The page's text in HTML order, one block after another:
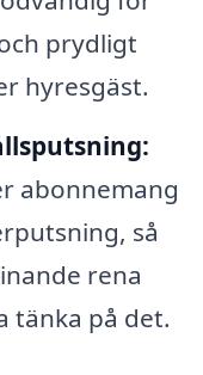
prydligt
hyresgäst.
abonnemang
så
rena
tänka på det.